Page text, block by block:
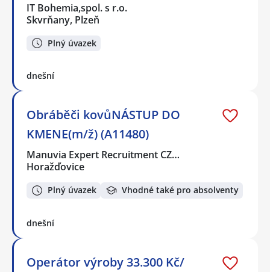
IT Bohemia,spol. s r.o.
Skvrňany, Plzeň
Plný úvazek
dnešní
Obráběči kovůNÁSTUP DO
KMENE(m/ž) (A11480)
Manuvia Expert Recruitment CZ…
Horažďovice
Plný úvazek Vhodné také pro absolventy
dnešní
Operátor výroby 33.300 Kč/